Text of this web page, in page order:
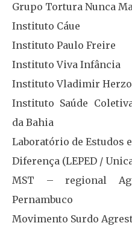
Grupo Tortura Nunca
Instituto Cáue
Instituto Paulo Freire
Instituto Viva Infância
Instituto Vladimir
Instituto Saúde
da Bahia
Laboratório de Estudos
Diferença (LEPED /
MST – regional
Pernambuco
Movimento Surdo